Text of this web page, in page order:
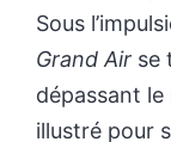
Sous
Grand Air se
dépassant
illustré pour